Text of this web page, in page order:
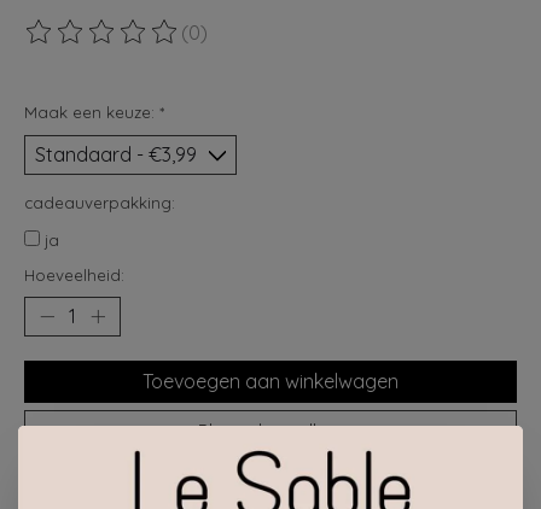
De beoordeling van dit product is
(0)
Maak een keuze: *
cadeauverpakking:
ja
Hoeveelheid:
Toevoegen aan winkelwagen
Plaats bestelling
Toevoegen om te vergelijken